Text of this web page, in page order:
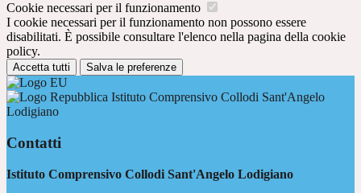
Cookie necessari per il funzionamento
I cookie necessari per il funzionamento non possono essere
disabilitati. È possibile consultare l'elenco nella pagina della cookie
policy.
Accetta tutti Salva le preferenze
Istituto Comprensivo Collodi Sant'Angelo
Lodigiano
Contatti
Istituto Comprensivo Collodi Sant'Angelo Lodigiano